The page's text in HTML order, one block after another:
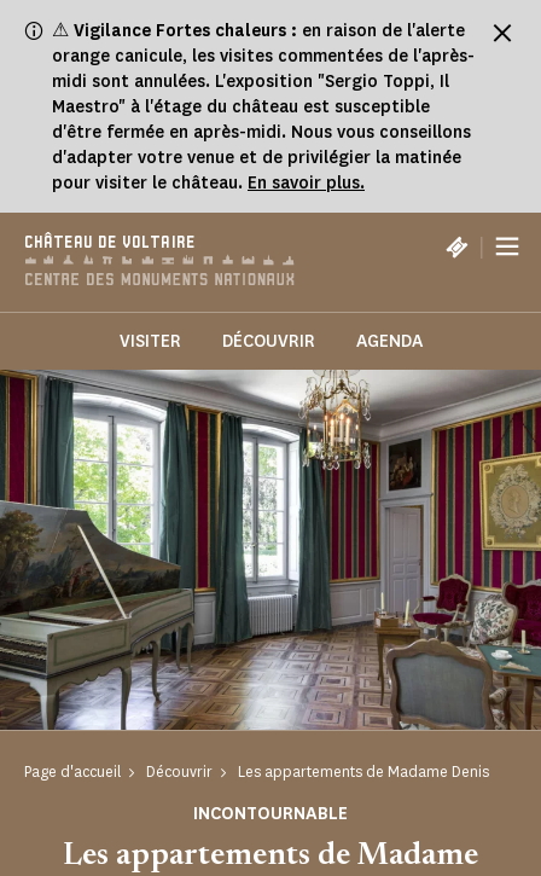
⚠ Vigilance Fortes chaleurs : en raison de l'alerte
orange canicule, les visites commentées de l'après-
midi sont annulées. L'exposition "Sergio Toppi, Il
Maestro" à l'étage du château est susceptible
d'être fermée en après-midi. Nous vous conseillons
d'adapter votre venue et de privilégier la matinée
pour visiter le château. En savoir plus.
CHÂTEAU DE VOLTAIRE |
VISITER DÉCOUVRIR AGENDA
Page d'accueil Découvrir Les appartements de Madame Denis
INCONTOURNABLE
Les appartements de Madame